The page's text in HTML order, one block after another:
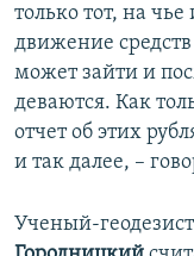
только тот, на
движение
может зайти и
деваются. Как
отчет об этих
и так далее, –
Ученый-